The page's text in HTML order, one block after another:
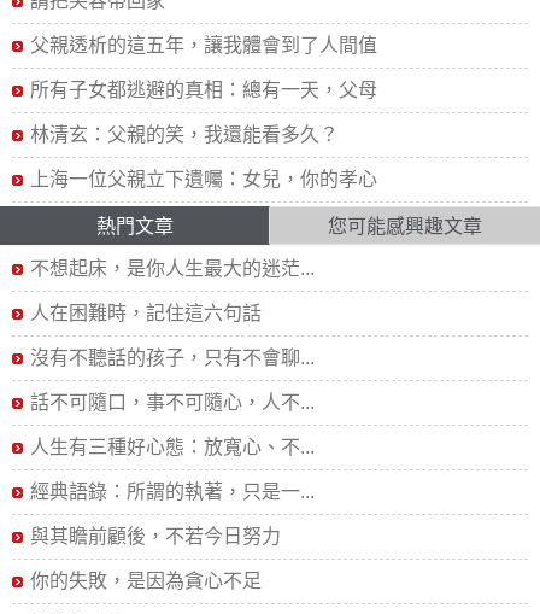
父親透析的這五年，讓我體會到了人間值
所有子女都逃避的真相：總有一天，父母
林清玄：父親的笑，我還能看多久？
上海一位父親立下遺囑：女兒，你的孝心
熱門文章 您可能感興趣文章
不想起床，是你人生最大的迷茫...
人在困難時，記住這六句話
沒有不聽話的孩子，只有不會聊...
話不可隨口，事不可隨心，人不...
人生有三種好心態：放寬心、不...
經典語錄：所謂的執著，只是一...
與其瞻前顧後，不若今日努力
你的失敗，是因為貪心不足